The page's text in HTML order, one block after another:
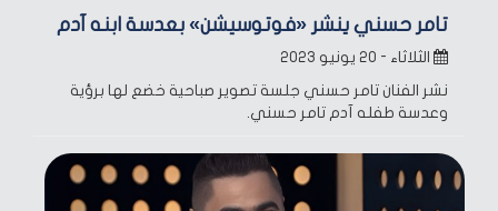
تامر حسني ينشر «فوتوسيشن» بعدسة ابنه آدم
الثلاثاء - ٢٠ يونيو ٢٠٢٣
نشر الفنان تامر حسني جلسة تصوير صباحية خضع لها برؤية
وعدسة طفله آدم تامر حسني.